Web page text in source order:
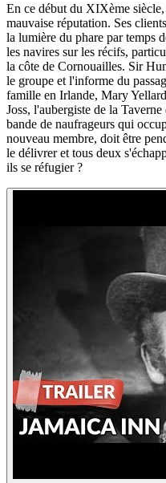
En ce début du XIXème
mauvaise réputation. Ses
la lumière du phare par temps
les navires sur les récifs,
la côte de Cornouailles. Sir
le groupe et l'informe du
famille en Irlande, Mary
Joss, l'aubergiste de la
bande de naufrageurs qui
nouveau membre, doit être
le délivrer et tous deux
ils se réfugier ?